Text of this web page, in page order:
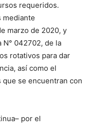
requeridos.
mediante
marzo de 2020, y
N° 042702, de la
rotativos para dar
así como el
se encuentran con
por el